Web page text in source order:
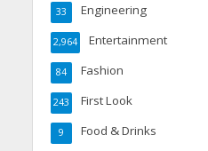
Engineering
33
Entertainment
2,964
Fashion
84
First Look
243
Food & Drinks
9